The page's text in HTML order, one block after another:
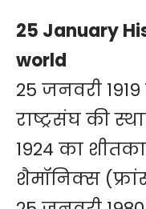
25 January
world
25 जनवरी
राष्ट्रसंघ की
1924 का
शैमॉनिक्स